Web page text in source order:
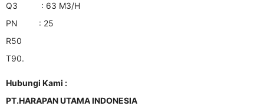
Q3 : 63 M3/H
PN : 25
R50
T90.
Hubungi Kami :
PT.HARAPAN UTAMA INDONESIA